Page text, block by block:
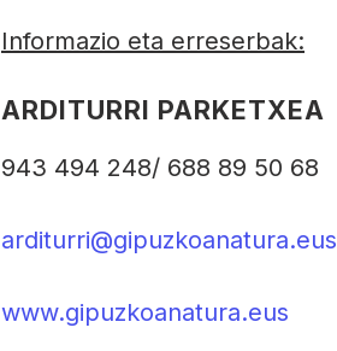
Informazio eta erreserbak:
ARDITURRI PARKETXEA
943 494 248/ 688 89 50 68
arditurri@gipuzkoanatura.eus
www.gipuzkoanatura.eus